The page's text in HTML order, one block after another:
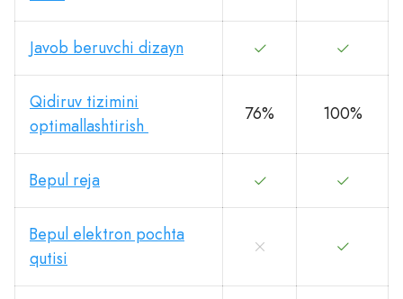
Javob beruvchi dizayn
Qidiruv tizimini
optimallashtirish
76% 100%
Bepul reja
Bepul elektron pochta
qutisi